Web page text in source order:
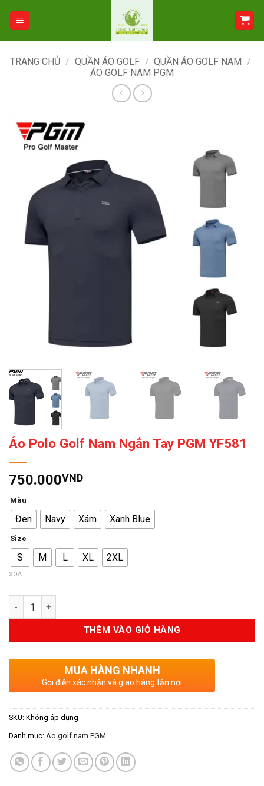
TRANG CHỦ / QUẦN ÁO GOLF / QUẦN ÁO GOLF NAM /
ÁO GOLF NAM PGM
Áo Polo Golf Nam Ngắn Tay PGM YF581
750.000VND
Màu
Đen Navy Xám Xanh Blue
Size
S M L XL 2XL
XÓA
Số lượng
THÊM VÀO GIỎ HÀNG
MUA HÀNG NHANH
Gọi điện xác nhận và giao hàng tận nơi
SKU: Không áp dụng
Danh mục: Áo golf nam PGM